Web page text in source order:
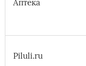
Аптека
Piluli.ru